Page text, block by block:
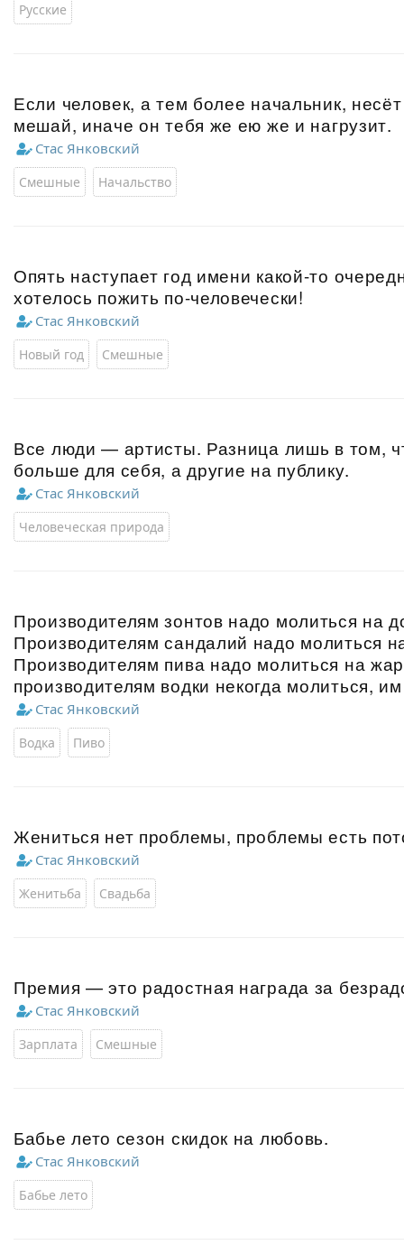
Русские
Если человек, а тем более начальник,
мешай, иначе он тебя же ею же и нагрузит.
Стас Янковский
Смешные Начальство
Опять наступает год имени какой-то
хотелось пожить по-человечески!
Стас Янковский
Новый год Смешные
Все люди — артисты. Разница лишь в том,
больше для себя, а другие на публику.
Стас Янковский
Человеческая природа
Производителям зонтов надо молиться на
Производителям сандалий надо молиться
Производителям пива надо молиться на
производителям водки некогда молиться,
Стас Янковский
Водка Пиво
Жениться нет проблемы, проблемы есть
Стас Янковский
Женитьба Свадьба
Премия — это радостная награда за
Стас Янковский
Зарплата Смешные
Бабье лето сезон скидок на любовь.
Стас Янковский
Бабье лето